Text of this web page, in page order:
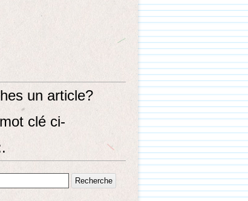
un article?
clé ci-